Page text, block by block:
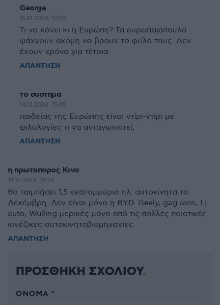
George
15.12.2024, 12:03
Τι να κάνει κι η Ευρώπη? Τα ευρωπαιόπουλα
ψάχνουν ακόμη να βρουν το φύλο τους. Δεν
έχουν χρόνο για τέτοια.
ΑΠΑΝΤΗΣΗ
το συστημα
14.12.2024, 15:05
παιδείας της Ευρώπης είναι ντίρι-ντίρι με
φιλολογίες τι να ανταγωνιστεί;
ΑΠΑΝΤΗΣΗ
η πρωτοπορος Κινα
14.12.2024, 14:34
θα τσιμπήσει 1,5 εκατομμύρια ηλ. αυτοκίνητα το
Δεκέμβρη. Δεν είναι μόνο η BYD. Geely, gag aion, Li
auto, Wulling μερικές μόνο από τις πολλές ποιοτικές
κινέζικες αυτοκινητοβιομηχανίες.
ΑΠΑΝΤΗΣΗ
ΠΡΟΣΘΗΚΗ ΣΧΟΛΙΟΥ
ΌΝΟΜΑ *